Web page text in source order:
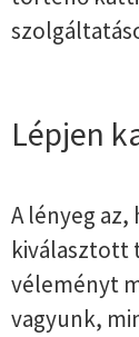
Lépjen
A lényeg
kiválasztott
véleményt
vagyunk,